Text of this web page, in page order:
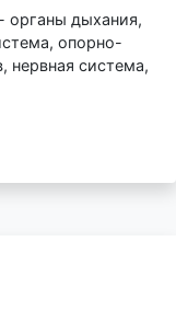
органы дыхания,
опорно-
нервная система,